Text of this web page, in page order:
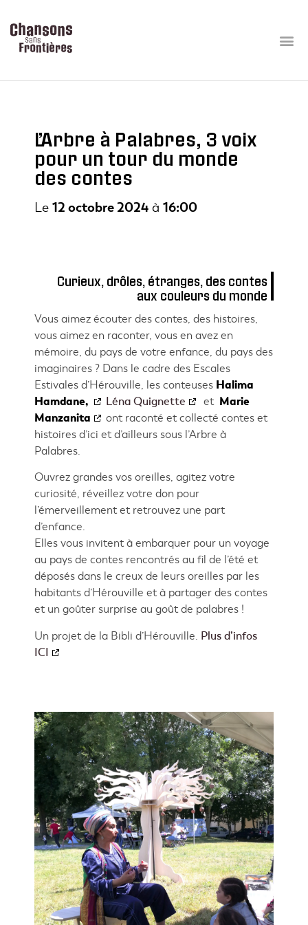
L’Arbre à Palabres, 3 voix
pour un tour du monde
des contes
Le 12 octobre 2024 à 16:00
Curieux, drôles, étranges, des contes
aux couleurs du monde
Vous aimez écouter des contes, des histoires,
vous aimez en raconter, vous en avez en
mémoire, du pays de votre enfance, du pays des
imaginaires ? Dans le cadre des Escales
Estivales d’Hérouville, les conteuses Halima
Hamdane,
Léna Quignette et Marie
Manzanita
ont raconté et collecté contes et
histoires d’ici et d’ailleurs sous l’Arbre à
Palabres.
Ouvrez grandes vos oreilles, agitez votre
curiosité, réveillez votre don pour
l’émerveillement et retrouvez une part
d’enfance.
Elles vous invitent à embarquer pour un voyage
au pays de contes rencontrés au fil de l’été et
déposés dans le creux de leurs oreilles par les
habitants d’Hérouville et à partager des contes
et un goûter surprise au goût de palabres !
Un projet de la Bibli d’Hérouville. Plus d’infos
ICI